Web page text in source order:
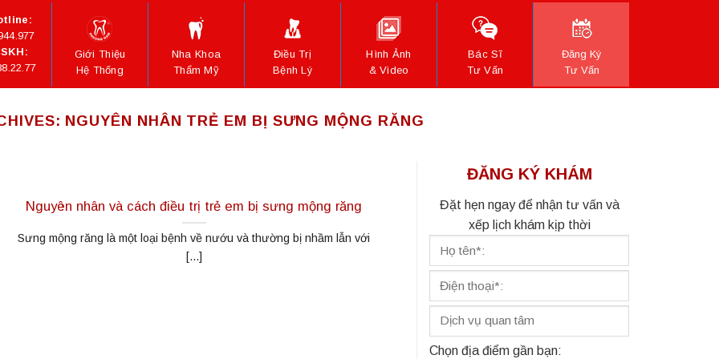
Giới Thiệu
Hệ Thống
Nha Khoa
Thẩm Mỹ
Điều Trị
Bệnh Lý
Hình Ảnh
& Video
Bác Sĩ
Tư Vấn
Đăng Ký
Tư Vấn
NGUYÊN NHÂN TRẺ EM BỊ SƯNG MỘNG RĂNG
Nguyên nhân và cách điều trị trẻ em bị sưng mộng răng
Sưng mộng răng là một loại bệnh về nướu và thường bị nhầm lẫn với
[...]
ĐĂNG KÝ KHÁM
Đặt hẹn ngay để nhận tư vấn và
xếp lịch khám kịp thời
Chọn địa điểm gần bạn: